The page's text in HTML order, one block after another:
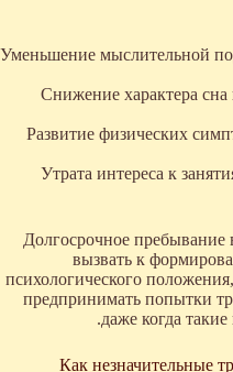
Уменьшение мыслительной
Снижение характера
Развитие физических
Утрата интереса к
Долгосрочное пребывание
вызвать к
психологического
предпринимать попытки
даже когда
Как незначительные